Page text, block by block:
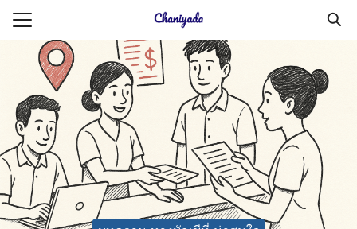
Skip
content
ยความเป็นส่วนตัว
ญชี (Accounting service)
ญชี (Accounting
Search